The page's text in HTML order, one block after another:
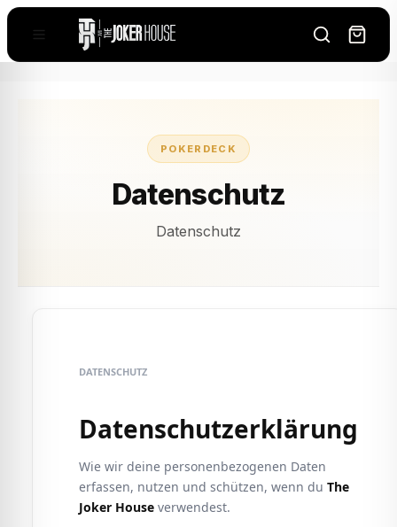
POKERDECK
Datenschutz
Datenschutz
DATENSCHUTZ
Datenschutzerklärung
Wie wir deine personenbezogenen Daten
erfassen, nutzen und schützen, wenn du The
Joker House verwendest.